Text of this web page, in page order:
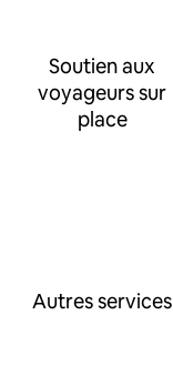
Soutien aux
voyageurs sur
place
Autres services